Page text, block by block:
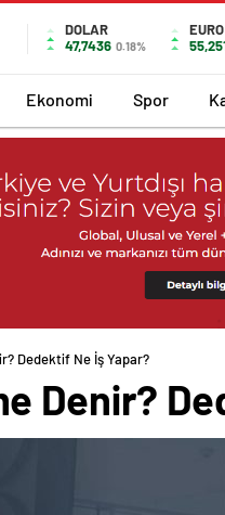
DOLAR
47,7436 0.18%
EURO
Ekonomi Spor
Dedektif Ne İş Yapar?
Denir?